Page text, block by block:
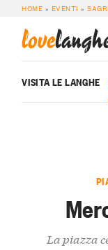
HOME » EVENTI »
love
VISITA LE LANGHE
La piazza